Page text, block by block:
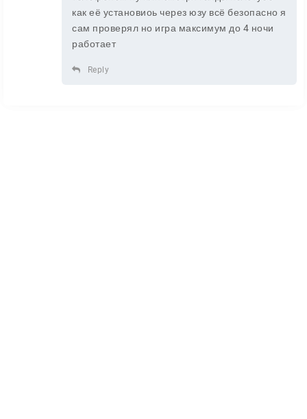
как её установиоь через юзу всё безопасно я
сам проверял но игра максимум до 4 ночи
работает
Reply